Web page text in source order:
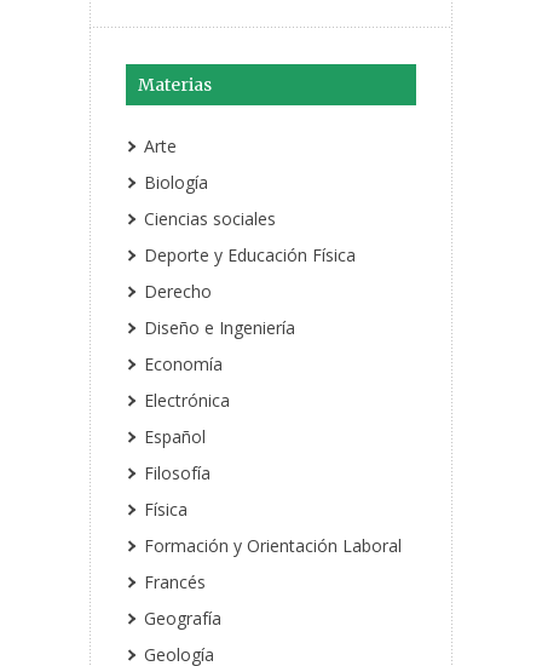
Materias
Arte
Biología
Ciencias sociales
Deporte y Educación Física
Derecho
Diseño e Ingeniería
Economía
Electrónica
Español
Filosofía
Física
Formación y Orientación Laboral
Francés
Geografía
Geología